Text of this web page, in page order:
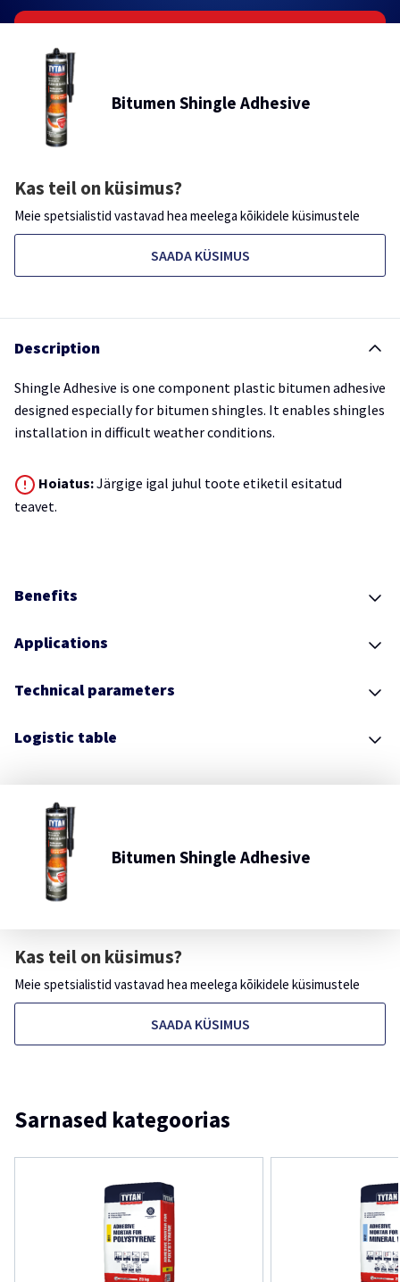
Bitumen Shingle Adhesive
Kas teil on küsimus?
Meie spetsialistid vastavad hea meelega kõikidele küsimustele
SAADA KÜSIMUS
Description
Shingle Adhesive is one component plastic bitumen adhesive
designed especially for bitumen shingles. It enables shingles
installation in difficult weather conditions.
Hoiatus:Järgige igal juhul toote etiketil esitatud
teavet.
Benefits
Applications
Technical parameters
Logistic table
Bitumen Shingle Adhesive
Kas teil on küsimus?
Meie spetsialistid vastavad hea meelega kõikidele küsimustele
SAADA KÜSIMUS
Sarnased kategoorias